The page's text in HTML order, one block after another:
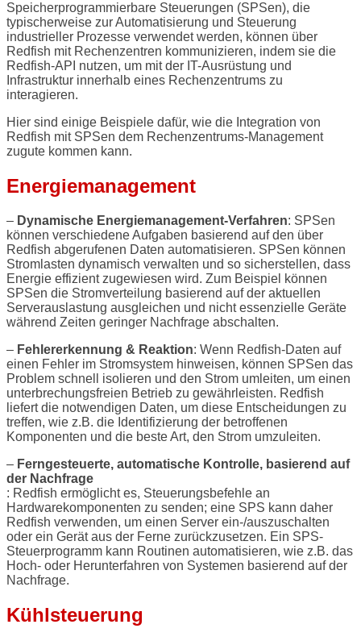
Speicherprogrammierbare Steuerungen (SPSen), die
typischerweise zur Automatisierung und Steuerung
industrieller Prozesse verwendet werden, können über
Redfish mit Rechenzentren kommunizieren, indem sie die
Redfish-API nutzen, um mit der IT-Ausrüstung und
Infrastruktur innerhalb eines Rechenzentrums zu
interagieren.
Hier sind einige Beispiele dafür, wie die Integration von
Redfish mit SPSen dem Rechenzentrums-Management
zugute kommen kann.
Energiemanagement
– Dynamische Energiemanagement-Verfahren: SPSen
können verschiedene Aufgaben basierend auf den über
Redfish abgerufenen Daten automatisieren. SPSen können
Stromlasten dynamisch verwalten und so sicherstellen, dass
Energie effizient zugewiesen wird. Zum Beispiel können
SPSen die Stromverteilung basierend auf der aktuellen
Serverauslastung ausgleichen und nicht essenzielle Geräte
während Zeiten geringer Nachfrage abschalten.
– Fehlererkennung & Reaktion: Wenn Redfish-Daten auf
einen Fehler im Stromsystem hinweisen, können SPSen das
Problem schnell isolieren und den Strom umleiten, um einen
unterbrechungsfreien Betrieb zu gewährleisten. Redfish
liefert die notwendigen Daten, um diese Entscheidungen zu
treffen, wie z.B. die Identifizierung der betroffenen
Komponenten und die beste Art, den Strom umzuleiten.
– Ferngesteuerte, automatische Kontrolle, basierend auf
der Nachfrage
: Redfish ermöglicht es, Steuerungsbefehle an
Hardwarekomponenten zu senden; eine SPS kann daher
Redfish verwenden, um einen Server ein-/auszuschalten
oder ein Gerät aus der Ferne zurückzusetzen. Ein SPS-
Steuerprogramm kann Routinen automatisieren, wie z.B. das
Hoch- oder Herunterfahren von Systemen basierend auf der
Nachfrage.
Kühlsteuerung